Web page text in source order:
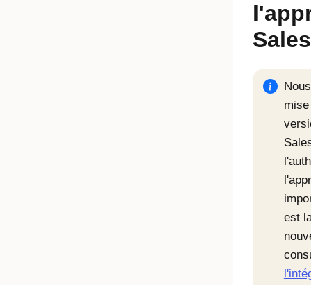
est